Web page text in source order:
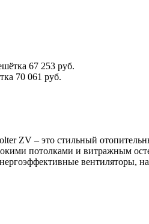
67 253 руб.
70 061 руб.
ZV – это стильный
потолками и витражным
вентиляторы,